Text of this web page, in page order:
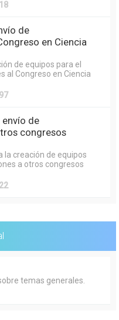
18
de
en Ciencia
de equipos para el
al Congreso en Ciencia
97
envío de
congresos
la creación de equipos
a otros congresos
22
temas generales.